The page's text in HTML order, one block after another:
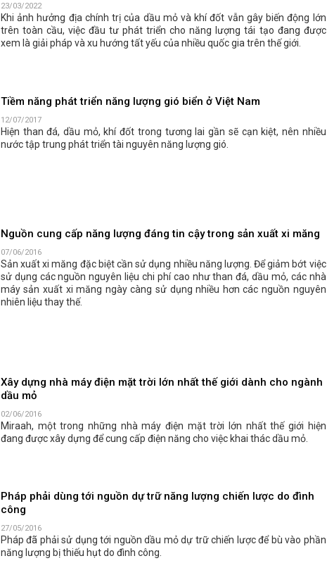
23/03/2022
Khi ảnh hưởng địa chính trị của dầu mỏ và khí đốt vẫn gây biến động lớn
trên toàn cầu, việc đầu tư phát triển cho năng lượng tái tạo đang được
xem là giải pháp và xu hướng tất yếu của nhiều quốc gia trên thế giới.
Tiềm năng phát triển năng lượng gió biển ở Việt Nam
12/07/2017
Hiện than đá, dầu mỏ, khí đốt trong tương lai gần sẽ cạn kiệt, nên nhiều
nước tập trung phát triển tài nguyên năng lượng gió.
Nguồn cung cấp năng lượng đáng tin cậy trong sản xuất xi măng
07/06/2016
Sản xuất xi măng đặc biệt cần sử dụng nhiều năng lượng. Để giảm bớt việc
sử dụng các nguồn nguyên liệu chi phí cao như than đá, dầu mỏ, các nhà
máy sản xuất xi măng ngày càng sử dụng nhiều hơn các nguồn nguyên
nhiên liệu thay thế.
Xây dựng nhà máy điện mặt trời lớn nhất thế giới dành cho ngành
dầu mỏ
02/06/2016
Miraah, một trong những nhà máy điện mặt trời lớn nhất thế giới hiện
đang được xây dựng để cung cấp điện năng cho việc khai thác dầu mỏ.
Pháp phải dùng tới nguồn dự trữ năng lượng chiến lược do đình
công
27/05/2016
Pháp đã phải sử dụng tới nguồn dầu mỏ dự trữ chiến lược để bù vào phần
năng lượng bị thiếu hụt do đình công.